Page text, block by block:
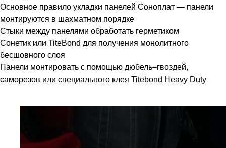
Основное правило укладки панелей Соноплат — панели
монтируются в шахматном порядке
Стыки между панелями обработать герметиком
Сонетик или TiteBond для получения монолитного
бесшовного слоя
Панели монтировать с помощью дюбель–гвоздей,
саморезов или специального клея Titebond Heavy Duty